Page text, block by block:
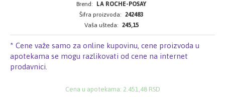
* Cene važe samo za online kupovinu, cene proizvoda u
apotekama se mogu razlikovati od cene na internet
prodavnici.
Cena u apotekama: 2.451,48 RSD
Brend:
LA ROCHE-POSAY
Šifra proizvoda: 242483
Vaša ušteda: 245,15